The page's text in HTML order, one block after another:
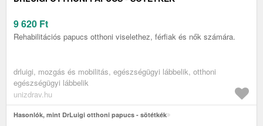
9 620 Ft
Rehabilitációs papucs otthoni viselethez, férfiak és nők számára.
drluigi, mozgás és mobilitás, egészségügyi lábbelik, otthoni
egészségügyi lábbelik
unizdrav.hu
Hasonlók, mint DrLuigi otthoni papucs - sötétkék